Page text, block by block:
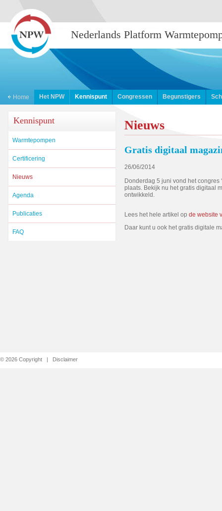
Nederlands Platform
Home Het NPW Kennispunt Congressen Begunstigers
Kennispunt
Warmtepompen
Certificering
Nieuws
Agenda
Publicaties
FAQ
Nieuws
Gratis digitaal
26/06/2014
Donderdag 5 juni vond het congres
plaats. Bekijk nu het gratis digitaal
ontwikkeld.
Lees het hele artikel op de website
Daar kunt u ook het gratis digitale
© 2026 Copyright | Disclaimer